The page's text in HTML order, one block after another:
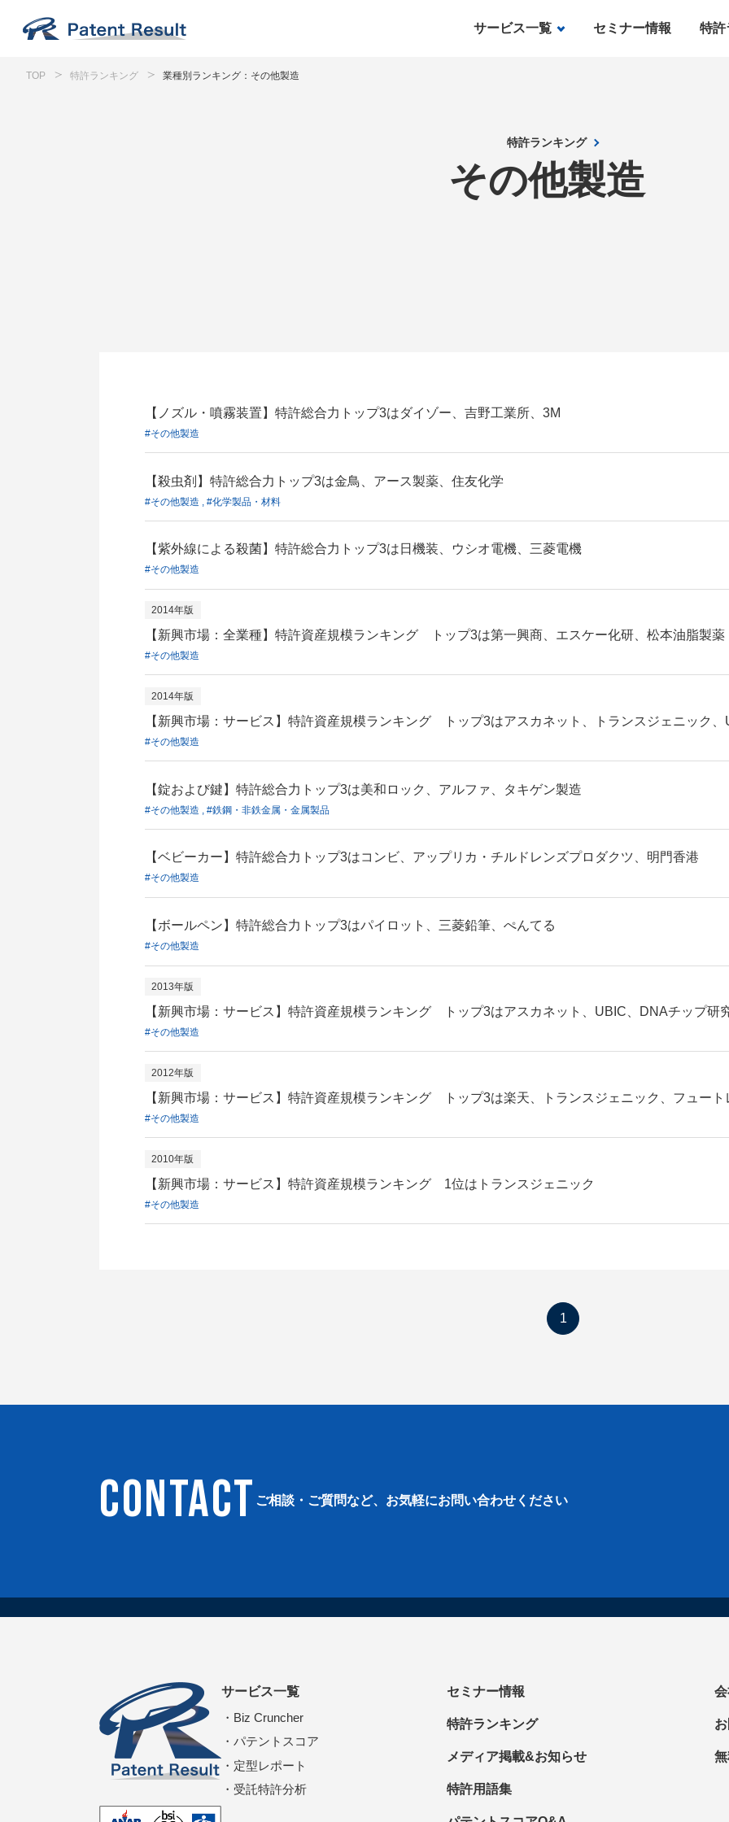
サービス一覧 セミナー情報 特許
TOP 特許ランキング 業種別ランキング：その他製造
特許ランキング
その他製造
【ノズル・噴霧装置】特許総合力トップ3はダイゾー、吉野工業所、3M
#その他製造
【殺虫剤】特許総合力トップ3は金鳥、アース製薬、住友化学
#その他製造 , #化学製品・材料
【紫外線による殺菌】特許総合力トップ3は日機装、ウシオ電機、三菱電機
#その他製造
2014年版
【新興市場：全業種】特許資産規模ランキング トップ3は第一興商、エスケー化研、松本油脂製薬
#その他製造
2014年版
【新興市場：サービス】特許資産規模ランキング トップ3はアスカネット、トランスジェニック、
#その他製造
【錠および鍵】特許総合力トップ3は美和ロック、アルファ、タキゲン製造
#その他製造 , #鉄鋼・非鉄金属・金属製品
【ベビーカー】特許総合力トップ3はコンビ、アップリカ・チルドレンズプロダクツ、明門香港
#その他製造
【ボールペン】特許総合力トップ3はパイロット、三菱鉛筆、ぺんてる
#その他製造
2013年版
【新興市場：サービス】特許資産規模ランキング トップ3はアスカネット、UBIC、DNAチップ研
#その他製造
2012年版
【新興市場：サービス】特許資産規模ランキング トップ3は楽天、トランスジェニック、フュート
#その他製造
2010年版
【新興市場：サービス】特許資産規模ランキング 1位はトランスジェニック
#その他製造
1
ご相談・ご質問など、 お気軽にお問い合わせください
CONTACT
サービス一覧
Biz Cruncher
パテントスコア
定型レポート
受託特許分析
セミナー情報
特許ランキング
メディア掲載&お知らせ
特許用語集